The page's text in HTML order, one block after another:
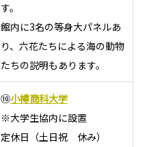
す。
館内に3名の等身大パネルあ
り、六花たちによる海の動物
たちの説明もあります。
⑩小樽商科大学
※大学生協内に設置
定休日（土日祝 休み）